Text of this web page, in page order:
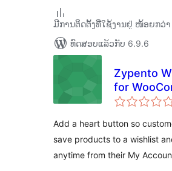
ມີການຕິດຕັ້ງທີ່ໃຊ້ງານຢູ່ ໜ້ອຍກວ່າ
ທົດສອບແລ້ວກັບ 6.9.6
Zypento
for
Add a heart button so
save products to a wishlist
anytime from their My